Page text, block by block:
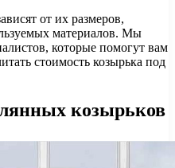
от их размеров,
материалов. Мы
которые помогут вам
стоимость козырька под
козырьков